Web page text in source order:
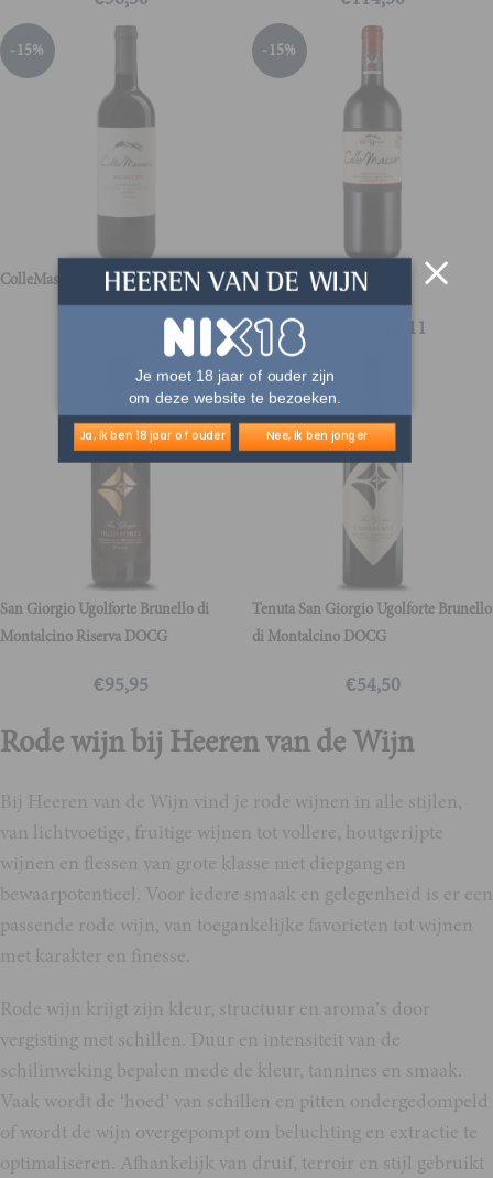
-15%
ColleMassari Rigoleto
11,86
-15%
ColleMassari Riserva
16,11
San Giorgio Ugolforte Brunello di
Montalcino Riserva DOCG
€95,95
Tenuta San Giorgio Ugolforte Brunello
di Montalcino DOCG
€54,50
Rode wijn bij Heeren van de Wijn
Bij Heeren van de Wijn vind je rode wijnen in alle stijlen,
van lichtvoetige, fruitige wijnen tot vollere, houtgerijpte
wijnen en flessen van grote klasse met diepgang en
bewaarpotentieel. Voor iedere smaak en gelegenheid is er een
passende rode wijn, van toegankelijke favorieten tot wijnen
met karakter en finesse.
Rode wijn krijgt zijn kleur, structuur en aroma’s door
vergisting met schillen. Duur en intensiteit van de
schilinweking bepalen mede de kleur, tannines en smaak.
Vaak wordt de ‘hoed’ van schillen en pitten ondergedompeld
of wordt de wijn overgepompt om beluchting en extractie te
optimaliseren. Afhankelijk van druif, terroir en stijl gebruikt
Je moet 18 jaar of ouder zijn
om deze website te bezoeken.
Ja, ik ben 18 jaar of ouder Nee, ik ben jonger